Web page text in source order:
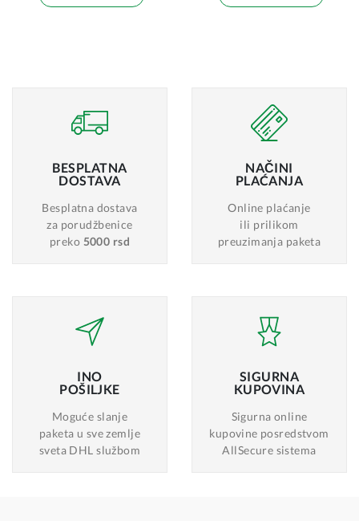
BESPLATNA
DOSTAVA
Besplatna dostava
za porudžbenice
preko 5000 rsd
NAČINI
PLAĆANJA
Online plaćanje
ili prilikom
preuzimanja paketa
INO
POŠILJKE
Moguće slanje
paketa u sve zemlje
sveta DHL službom
SIGURNA
KUPOVINA
Sigurna online
kupovine posredstvom
AllSecure sistema